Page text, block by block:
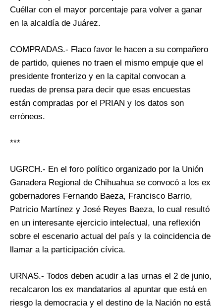
Cuéllar con el mayor porcentaje para volver a ganar
en la alcaldía de Juárez.
COMPRADAS.- Flaco favor le hacen a su compañero
de partido, quienes no traen el mismo empuje que el
presidente fronterizo y en la capital convocan a
ruedas de prensa para decir que esas encuestas
están compradas por el PRIAN y los datos son
erróneos.
***
UGRCH.- En el foro político organizado por la Unión
Ganadera Regional de Chihuahua se convocó a los ex
gobernadores Fernando Baeza, Francisco Barrio,
Patricio Martínez y José Reyes Baeza, lo cual resultó
en un interesante ejercicio intelectual, una reflexión
sobre el escenario actual del país y la coincidencia de
llamar a la participación cívica.
URNAS.- Todos deben acudir a las urnas el 2 de junio,
recalcaron los ex mandatarios al apuntar que está en
riesgo la democracia y el destino de la Nación no está